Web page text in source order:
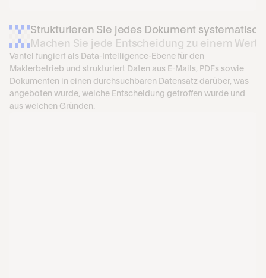
Strukturieren Sie jedes Dokument systematisch.
Machen Sie jede Entscheidung zu einem
Vantel fungiert als Data-Intelligence-Ebene für den
Maklerbetrieb und strukturiert Daten aus E-Mails, PDFs sowie
Dokumenten in einen durchsuchbaren Datensatz darüber, was
angeboten wurde, welche Entscheidung getroffen wurde und
aus welchen Gründen.